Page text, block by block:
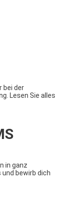
bei der
Lesen Sie alles
in ganz
und bewirb dich